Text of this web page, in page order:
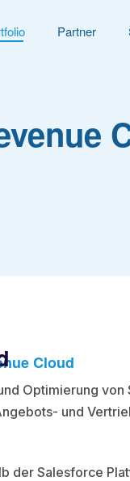
Partner
Cloud
Optimierung
und
der Salesforce